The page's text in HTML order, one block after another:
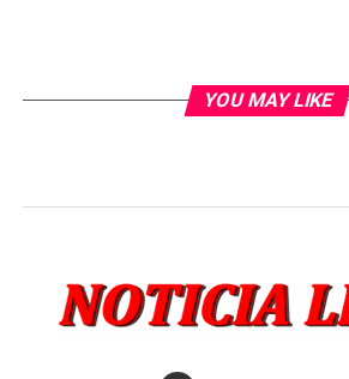
YOU MAY LIKE